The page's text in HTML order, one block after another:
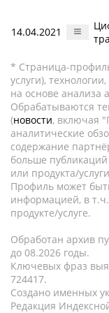
14.04.2021
* Страница-
услуги),
на основе анализа
Обрабатываются
(новости, включая
аналитические
содержание
больше
или продукта/
Профиль может
информацией, в
продукте/услуге.
Обработан архив
до 08.2026 годы.
Ключевых фраз
724417.
Создано именных
Редакция